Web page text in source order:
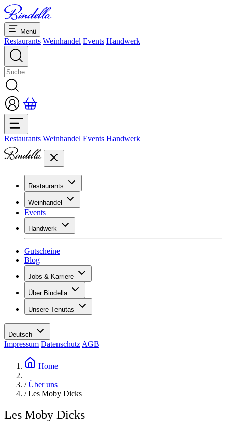
Menü
Restaurants Weinhandel Events Handwerk
Restaurants Weinhandel Events Handwerk
Restaurants
Übersicht Restaurants
Bankette & Events
Dolcezze
Weinhandel
Übersicht
Sortiment
Weinwissen
Events
Handwerk
Übersicht
Gipsen
Malern
Gutscheine
Blog
Jobs & Karriere
Übersicht
Offene Stellen
Ihre Vorteile
Werte
Über Bindella
Geschichte
Les Moby Dicks
Kontakte
Nachhaltigkeit
Unsere Tenutas
Deutsch
Impressum Datenschutz AGB
Home
/ Über uns
/ Les Moby Dicks
Les Moby Dicks